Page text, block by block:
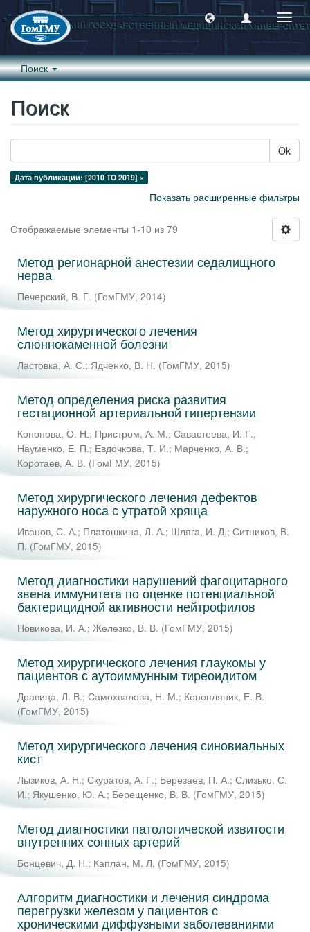
Поиск
Поиск
Ok
Дата публикации: [2010 TO 2019] ×
Показать расширенные фильтры
Отображаемые элементы 1-10 из 79
Метод регионарной анестезии седалищного
нерва
Печерский, В. Г. (ГомГМУ, 2014)
Метод хирургического лечения
слюннокаменной болезни
Ластовка, А. С.; Ядченко, В. Н. (ГомГМУ, 2015)
Метод определения риска развития
гестационной артериальной гипертензии
Кононова, О. Н.; Пристром, А. М.; Савастеева, И. Г.;
Науменко, Е. П.; Евдочкова, Т. И.; Марченко, А. В.;
Коротаев, А. В. (ГомГМУ, 2015)
Метод хирургического лечения дефектов
наружного носа с утратой хряща
Иванов, С. А.; Платошкина, Л. А.; Шляга, И. Д.; Ситников, В.
П. (ГомГМУ, 2015)
Метод диагностики нарушений фагоцитарного
звена иммунитета по оценке потенциальной
бактерицидной активности нейтрофилов
Новикова, И. А.; Железко, В. В. (ГомГМУ, 2015)
Метод хирургического лечения глаукомы у
пациентов с аутоиммунным тиреоидитом
Дравица, Л. В.; Самохвалова, Н. М.; Конопляник, Е. В.
(ГомГМУ, 2015)
Метод хирургического лечения синовиальных
кист
Лызиков, А. Н.; Скуратов, А. Г.; Березаев, П. А.; Слизько, С.
И.; Якушенко, Ю. А.; Берещенко, В. В. (ГомГМУ, 2015)
Метод диагностики патологической извитости
внутренних сонных артерий
Бонцевич, Д. Н.; Каплан, М. Л. (ГомГМУ, 2015)
Алгоритм диагностики и лечения синдрома
перегрузки железом у пациентов с
хроническими диффузными заболеваниями